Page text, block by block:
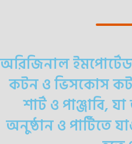
অরিজিনাল ইমপোর্টেড
কটন ও ভিসকোস
শার্ট ও পাঞ্জাবি,
অনুষ্ঠান ও পার্টিতে